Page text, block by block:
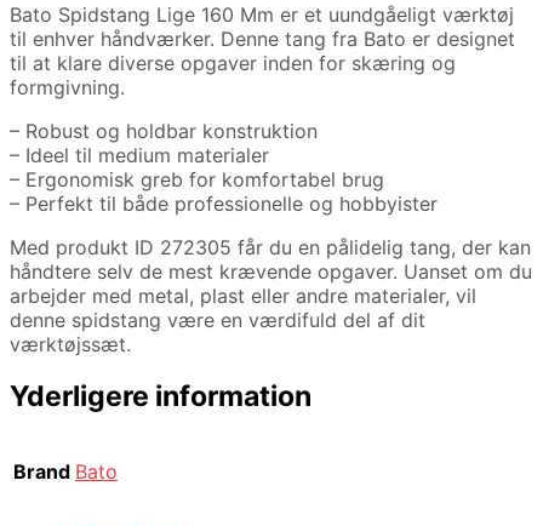
Bato Spidstang Lige 160 Mm er et uundgåeligt værktøj
til enhver håndværker. Denne tang fra Bato er designet
til at klare diverse opgaver inden for skæring og
formgivning.
– Robust og holdbar konstruktion
– Ideel til medium materialer
– Ergonomisk greb for komfortabel brug
– Perfekt til både professionelle og hobbyister
Med produkt ID 272305 får du en pålidelig tang, der kan
håndtere selv de mest krævende opgaver. Uanset om du
arbejder med metal, plast eller andre materialer, vil
denne spidstang være en værdifuld del af dit
værktøjssæt.
Yderligere information
Brand Bato